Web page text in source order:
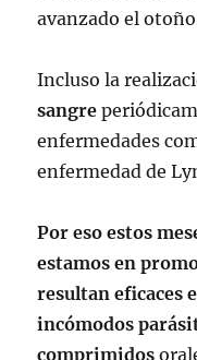
avanzado el
Incluso la
sangre
enfermedades
enfermedad de
Por eso estos
estamos en
resultan eficaces
incómodos
comprimidos